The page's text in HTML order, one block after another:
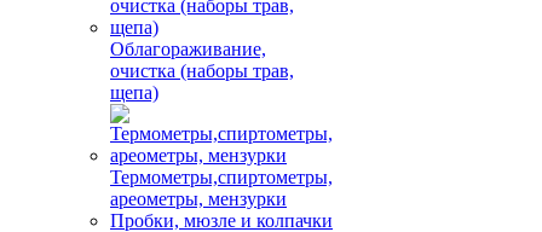
Облагораживание,
очистка (наборы трав,
щепа)
Термометры,спиртометры,
ареометры, мензурки
Пробки, мюзле и колпачки